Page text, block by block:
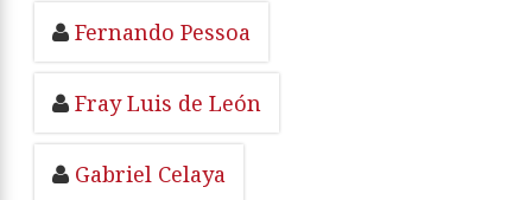
Fernando Pessoa
Fray Luis de León
Gabriel Celaya